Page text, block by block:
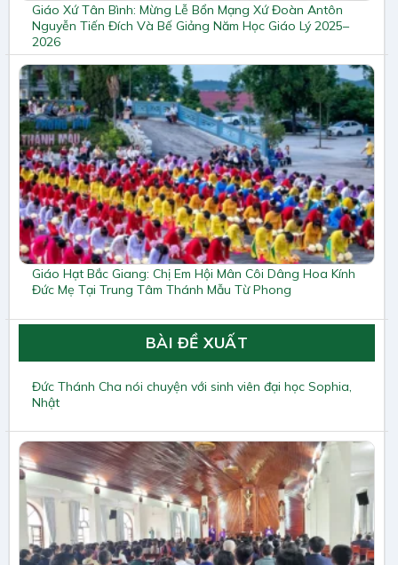
Giáo Xứ Tân Bình: Mừng Lễ Bổn Mạng Xứ Đoàn Antôn
Nguyễn Tiến Đích Và Bế Giảng Năm Học Giáo Lý 2025–
2026
Giáo Hạt Bắc Giang: Chị Em Hội Mân Côi Dâng Hoa Kính
Đức Mẹ Tại Trung Tâm Thánh Mẫu Từ Phong
BÀI ĐỀ XUẤT
Đức Thánh Cha nói chuyện với sinh viên đại học Sophia,
Nhật